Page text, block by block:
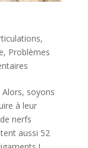
,
, Problèmes
soyons
à leur
nerfs
aussi 52